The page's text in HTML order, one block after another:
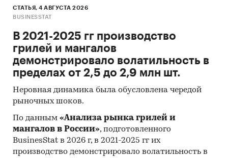
СТАТЬЯ, 4 АВГУСТА 2026
BUSINESSTAT
В 2021-2025 гг производство
грилей и мангалов
демонстрировало волатильность в
пределах от 2,5 до 2,9 млн шт.
Неровная динамика была обусловлена чередой
рыночных шоков.
По данным «Анализа рынка грилей и
мангалов в России», подготовленного
BusinesStat в 2026 г, в 2021-2025 гг их
производство демонстрировало волатильность в